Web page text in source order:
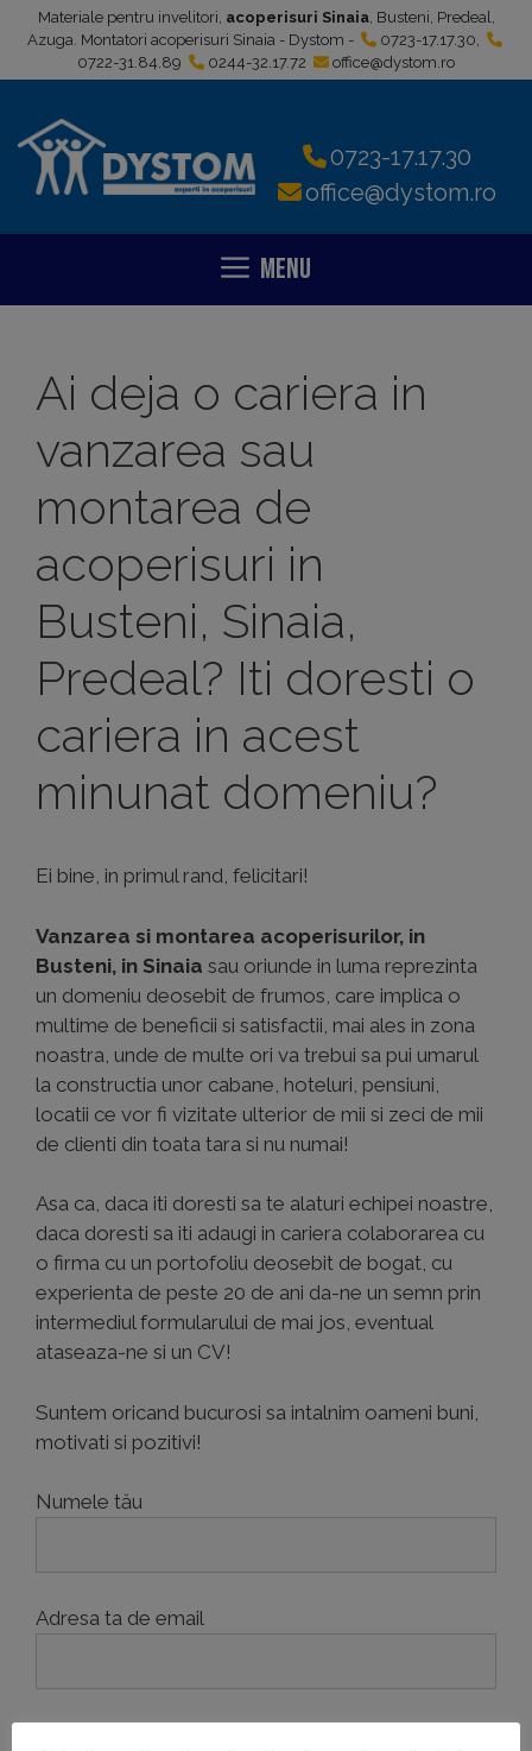
Materiale pentru invelitori, acoperisuri Sinaia, Busteni, Predeal,
Azuga. Montatori acoperisuri Sinaia - Dystom -
0723-17.17.30,
0722-31.84.89
0244-32.17.72 office@dystom.ro
0723-17.17.30
office@dystom.ro
Menu
Ai deja o cariera in
vanzarea sau
montarea de
acoperisuri in
Busteni, Sinaia,
Predeal? Iti doresti o
cariera in acest
minunat domeniu?
Ei bine, in primul rand, felicitari!
Vanzarea si montarea acoperisurilor, in
Busteni, in Sinaia sau oriunde in luma reprezinta
un domeniu deosebit de frumos, care implica o
multime de beneficii si satisfactii, mai ales in zona
noastra, unde de multe ori va trebui sa pui umarul
la constructia unor cabane, hoteluri, pensiuni,
locatii ce vor fi vizitate ulterior de mii si zeci de mii
de clienti din toata tara si nu numai!
Asa ca, daca iti doresti sa te alaturi echipei noastre,
daca doresti sa iti adaugi in cariera colaborarea cu
o firma cu un portofoliu deosebit de bogat, cu
experienta de peste 20 de ani da-ne un semn prin
intermediul formularului de mai jos, eventual
ataseaza-ne si un CV!
Suntem oricand bucurosi sa intalnim oameni buni,
motivati si pozitivi!
Numele tău
Adresa ta de email